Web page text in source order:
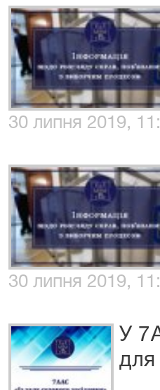
30 липня 2019,
30 липня 2019,
У
для